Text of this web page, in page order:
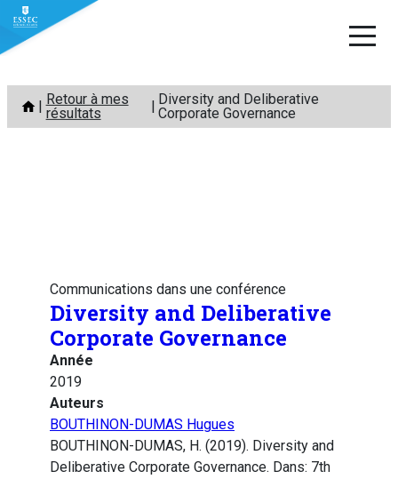
Aller
contenu
Retour à mes
résultats
Diversity and Deliberative
Corporate Governance
Communications dans une conférence
Diversity and Deliberative
Corporate Governance
Année
2019
Auteurs
BOUTHINON-DUMAS Hugues
BOUTHINON-DUMAS, H. (2019). Diversity and
Deliberative Corporate Governance. Dans: 7th